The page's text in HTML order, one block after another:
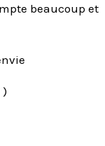
beaucoup et
)